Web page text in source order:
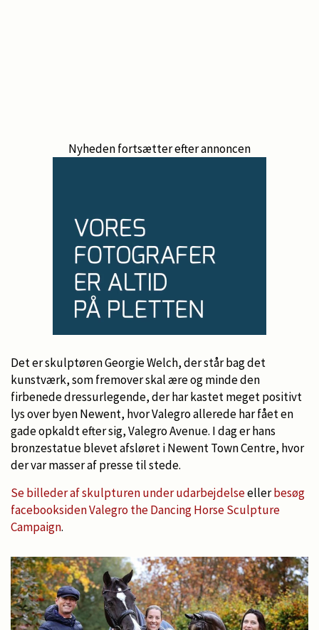
Nyheden fortsætter efter annoncen
Det er skulptøren Georgie Welch, der står bag det
kunstværk, som fremover skal ære og minde den
firbenede dressurlegende, der har kastet meget positivt
lys over byen Newent, hvor Valegro allerede har fået en
gade opkaldt efter sig, Valegro Avenue. I dag er hans
bronzestatue blevet afsløret i Newent Town Centre, hvor
der var masser af presse til stede.
Se billeder af skulpturen under udarbejdelseellerbesøg
facebooksiden Valegro the Dancing Horse Sculpture
Campaign.